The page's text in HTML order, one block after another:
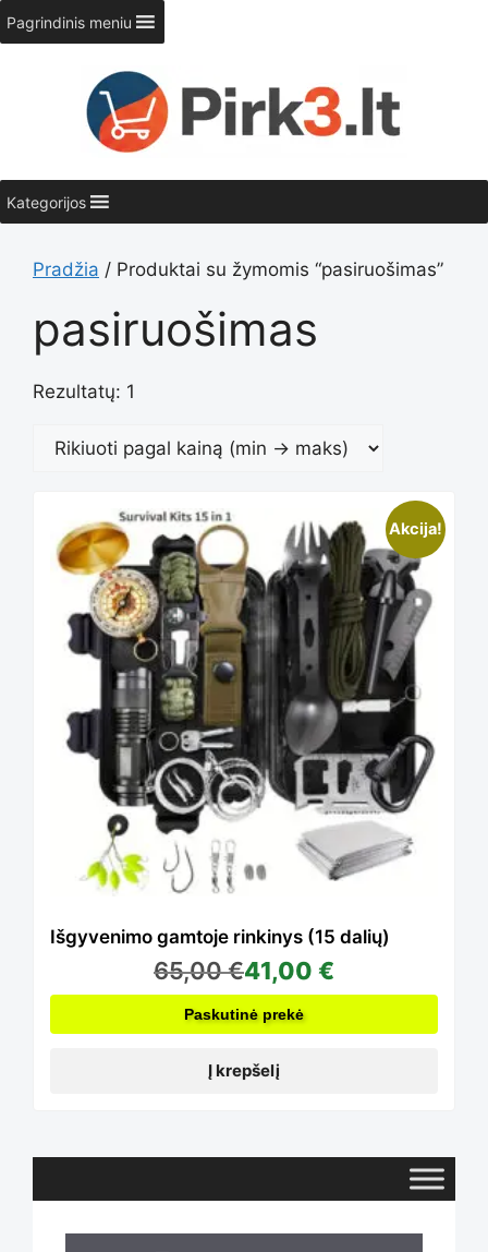
Pereiti
prie
turinio
Pagrindinis meniu
Kategorijos
Pradžia / Produktai su žymomis “pasiruošimas”
pasiruošimas
Rezultatų: 1
Akcija!
Išgyvenimo gamtoje rinkinys (15 dalių)
65,00€41,00 €
Paskutinė prekė
Į krepšelį